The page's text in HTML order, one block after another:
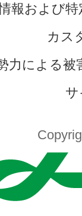
報および
カス
力による
サ